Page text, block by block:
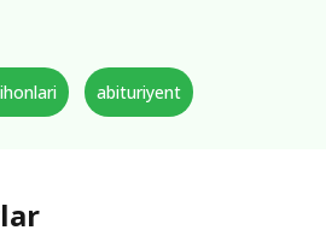
abituriyent